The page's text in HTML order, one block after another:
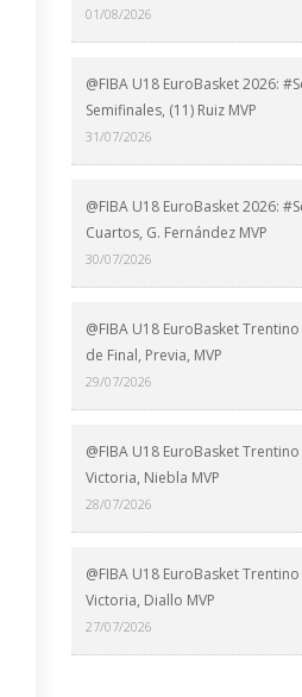
01/08/2026
@FIBA U18 EuroBasket 2026:
Semifinales, (11) Ruiz MVP
31/07/2026
@FIBA U18 EuroBasket 2026:
Cuartos, G. Fernández MVP
30/07/2026
@FIBA U18 EuroBasket
de Final, Previa, MVP
29/07/2026
@FIBA U18 EuroBasket
Victoria, Niebla MVP
28/07/2026
@FIBA U18 EuroBasket
Victoria, Diallo MVP
27/07/2026